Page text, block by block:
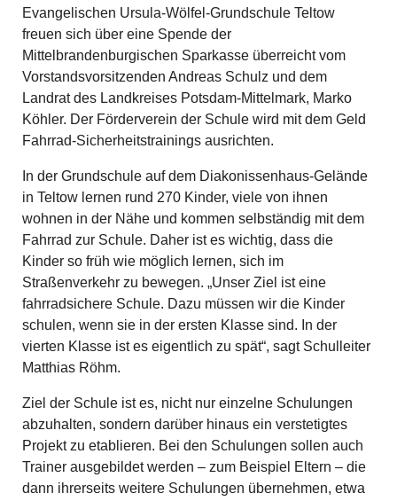
Evangelischen Ursula-Wölfel-Grundschule Teltow
freuen sich über eine Spende der
Mittelbrandenburgischen Sparkasse überreicht vom
Vorstandsvorsitzenden Andreas Schulz und dem
Landrat des Landkreises Potsdam-Mittelmark, Marko
Köhler. Der Förderverein der Schule wird mit dem Geld
Fahrrad-Sicherheitstrainings ausrichten.
In der Grundschule auf dem Diakonissenhaus-Gelände
in Teltow lernen rund 270 Kinder, viele von ihnen
wohnen in der Nähe und kommen selbständig mit dem
Fahrrad zur Schule. Daher ist es wichtig, dass die
Kinder so früh wie möglich lernen, sich im
Straßenverkehr zu bewegen. „Unser Ziel ist eine
fahrradsichere Schule. Dazu müssen wir die Kinder
schulen, wenn sie in der ersten Klasse sind. In der
vierten Klasse ist es eigentlich zu spät“, sagt Schulleiter
Matthias Röhm.
Ziel der Schule ist es, nicht nur einzelne Schulungen
abzuhalten, sondern darüber hinaus ein verstetigtes
Projekt zu etablieren. Bei den Schulungen sollen auch
Trainer ausgebildet werden – zum Beispiel Eltern – die
dann ihrerseits weitere Schulungen übernehmen, etwa